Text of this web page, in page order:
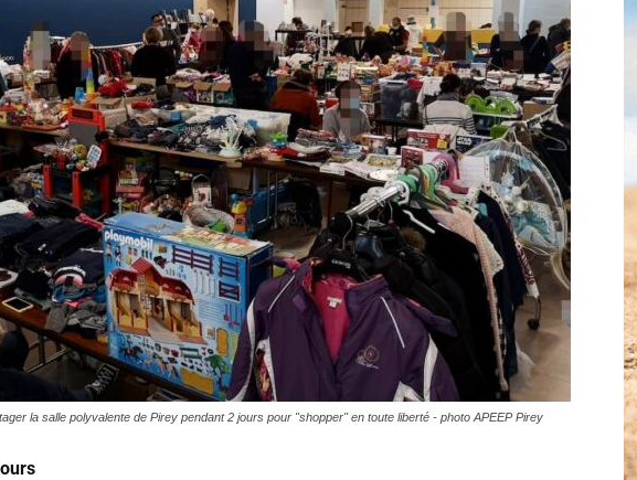
–
Hebdo25
la salle polyvalente de Pirey pendant 2 jours pour "shopper" en toute liberté - photo APEEP Pirey